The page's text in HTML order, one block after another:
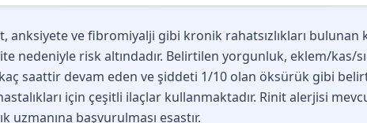
anksiyete ve fibromiyalji gibi kronik rahatsızlıkları bulunan
risk altındadır. Belirtilen yorgunluk, eklem/kas/
saattir devam eden ve şiddeti 1/10 olan öksürük gibi
için çeşitli ilaçlar kullanmaktadır. Rinit alerjisi
uzmanına başvurulması esastır.